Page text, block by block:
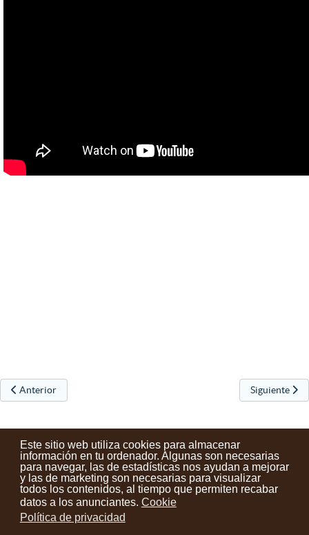
Este sitio web utiliza cookies para almacenar
información en tu ordenador. Algunas son necesarias
para navegar, las de estadísticas nos ayudan a mejorar
y las de marketing son necesarias para visualizar
todos los contenidos, al tiempo que permiten recabar
datos a los anunciantes. Cookie
Política de privacidad
Artículo anterior: La exposición "Irriak / Sonrisas" en Urretxu
Anterior Artículo
Siguiente
Contactos Condiciones de uso Aviso legal
Noticias
Tu opinión cuenta